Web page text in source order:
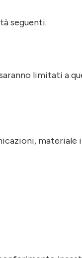
seguenti.
limitati a
materiale